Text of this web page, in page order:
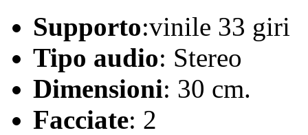
Supporto:vinile 33 giri
Tipo audio: Stereo
Dimensioni: 30 cm.
Facciate: 2